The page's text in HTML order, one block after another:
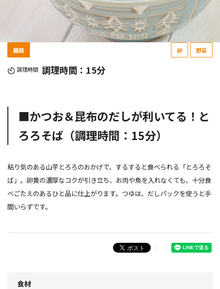
麺類 卵 野菜
調理時間 調理時間：15分
■かつお＆昆布のだしが利いてる！と
ろろそば（調理時間：15分）
粘り気のある山芋とろろのおかげで、するすると食べられる「とろろそ
ば」。卵黄の濃厚なコクが引き立ち、お肉や魚を入れなくても、十分食
べごたえのあるひと品に仕上がります。つゆは、だしパックを使うと手
間いらずです。
食材